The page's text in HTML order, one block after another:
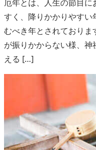
厄年とは、人生の節目
すく、降りかかりやす
むべき年とされており
が振りかからない様、
える […]